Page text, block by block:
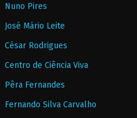
Nuno Pires
José Mário Leite
César Rodrigues
Centro de Ciência Viva
Pêra Fernandes
Fernando Silva Carvalho